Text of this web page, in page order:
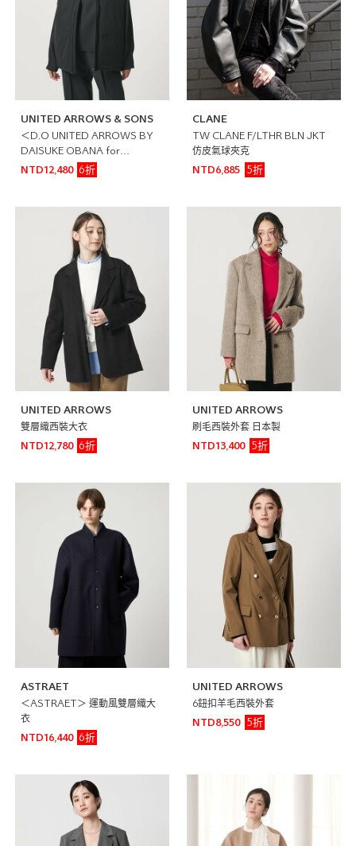
UNITED ARROWS & SONS
＜D.O UNITED ARROWS BY
DAISUKE OBANA for
WOMEN＞塔夫綢雙面穿羽絨背
NTD12,480 6折
CLANE
TW CLANE F/LTHR BLN JKT
仿皮氣球夾克
NTD6,885
5折
UNITED ARROWS
雙層織西裝大衣
NTD12,780
6折
UNITED ARROWS
刷毛西裝外套 日本製
NTD13,400
5折
ASTRAET
＜ASTRAET＞ 運動風雙層織大
衣
NTD16,440
6折
UNITED ARROWS
6鈕扣羊毛西裝外套
NTD8,550
5折